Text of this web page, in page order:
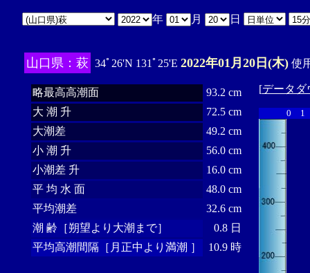
年 月 日
山口県：萩 34ﾟ26'N 131ﾟ25'E 2022年01月20日(木)使
略最高高潮面
93.2 cm
大 潮 升
72.5 cm
大潮差
49.2 cm
小 潮 升
56.0 cm
小潮差 升
16.0 cm
平 均 水 面
48.0 cm
平均潮差
32.6 cm
潮 齢［朔望より大潮まで］
0.8 日
平均高潮間隔［月正中より満潮 ］
10.9 時
[データダ
0 1